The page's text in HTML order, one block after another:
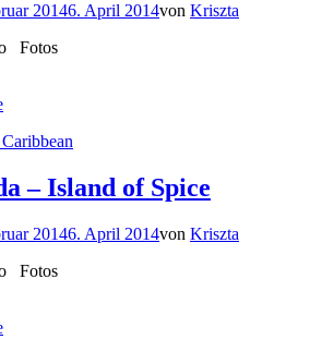
20146. April 2014von Kriszta
Fotos
– Island of Spice
20146. April 2014von Kriszta
Fotos